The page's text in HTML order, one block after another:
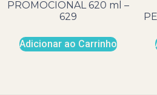
PROMOCIONAL 620 ml –
629
Adicionar ao Carrinho